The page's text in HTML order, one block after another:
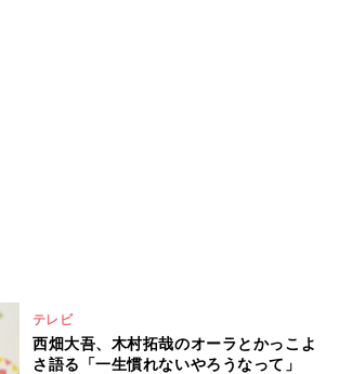
テレビ
西畑大吾、木村拓哉のオーラとかっこよ
さ語る「一生慣れないやろうなって」